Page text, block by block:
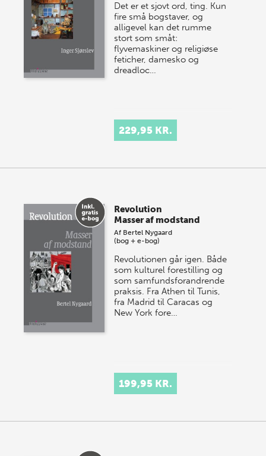
Det er et sjovt ord, ting. Kun
fire små bogstaver, og
alligevel kan det rumme
stort som småt:
flyvemaskiner og religiøse
feticher, damesko og
dreadloc…
229,95 KR.
Revolution
Masser af modstand
Af Bertel Nygaard
(bog + e-bog)
Revolutionen går igen. Både
som kulturel forestilling og
som samfundsforandrende
praksis. Fra Athen til Tunis,
fra Madrid til Caracas og
New York fore…
199,95 KR.